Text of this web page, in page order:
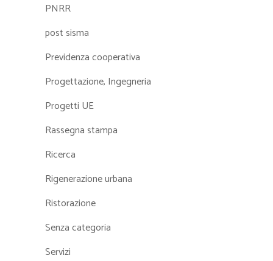
PNRR
post sisma
Previdenza cooperativa
Progettazione, Ingegneria
Progetti UE
Rassegna stampa
Ricerca
Rigenerazione urbana
Ristorazione
Senza categoria
Servizi